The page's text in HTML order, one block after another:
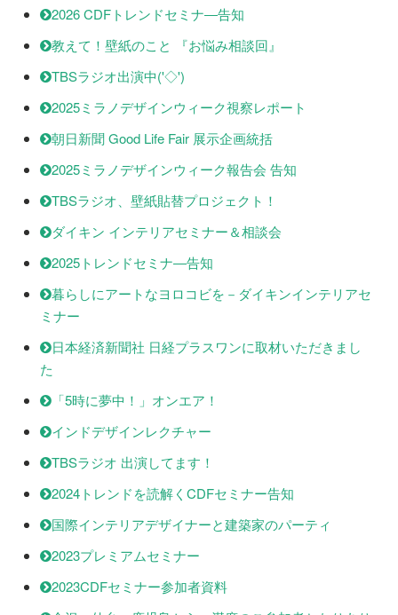
2026 CDFトレンドセミナ―告知
教えて！壁紙のこと 『お悩み相談回』
TBSラジオ出演中('◇')ゞ
2025ミラノデザインウィーク視察レポート
朝日新聞 Good Life Fair 展示企画統括
2025ミラノデザインウィーク報告会 告知
TBSラジオ、壁紙貼替プロジェクト！
ダイキン インテリアセミナー＆相談会
2025トレンドセミナ―告知
暮らしにアートなヨロコビを－ダイキンインテリアセ
ミナー
日本経済新聞社 日経プラスワンに取材いただきまし
た
「5時に夢中！」オンエア！
インドデザインレクチャー
TBSラジオ 出演してます！
2024トレンドを読解くCDFセミナー告知
国際インテリアデザイナーと建築家のパーティ
2023プレミアムセミナー
2023CDFセミナー参加者資料